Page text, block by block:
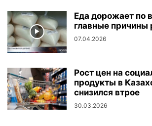
Еда дорожает по
главные причины
07.04.2026
Рост цен на
продукты в
снизился втрое
30.03.2026